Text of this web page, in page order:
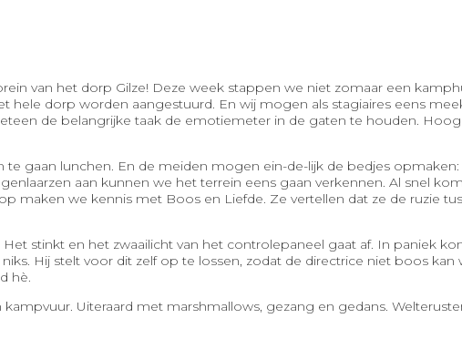
van het dorp Gilze! Deze week stappen we niet zomaar een
hele dorp worden aangestuurd. En wij mogen als stagiaires eens
de belangrijke taak de emotiemeter in de gaten te houden.
gaan lunchen. En de meiden mogen ein-de-lijk de bedjes opmaken:
aan kunnen we het terrein eens gaan verkennen. Al snel
maken we kennis met Boos en Liefde. Ze vertellen dat ze de ruzie
stinkt en het zwaailicht van het controlepaneel gaat af. In paniek
Hij stelt voor dit zelf op te lossen, zodat de directrice niet boos
hè.
Uiteraard met marshmallows, gezang en gedans.